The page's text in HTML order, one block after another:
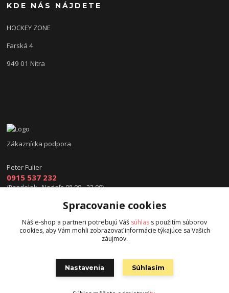
KDE NÁS NÁJDETE
HOCKEY ZONE
Farská 4
949 01 Nitra
Zákaznícka podpora
Peter Fulier
0915 537 232
(Pondelok - Nedeľa 08.00 - 22.00)
info@hokejexpert.sk
Spracovanie cookies
Náš e-shop a partneri potrebujú Váš súhlas s použitím súborov
cookies, aby Vám mohli zobrazovať informácie týkajúce sa Vašich
záujmov.
Nastavenia Súhlasím